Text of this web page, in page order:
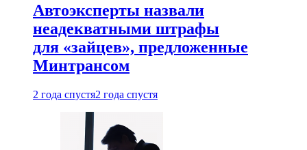
Автоэксперты назвали
неадекватными штрафы
для «зайцев», предложенные
Минтрансом
2 года спустя2 года спустя